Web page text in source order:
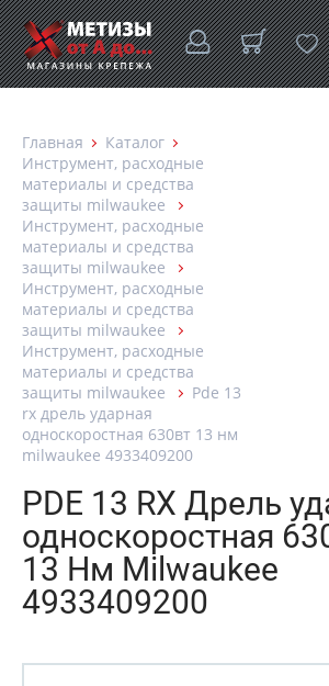
Главная
Каталог
Инструмент, расходные
материалы и средства
защиты milwaukee
Инструмент, расходные
материалы и средства
защиты milwaukee
Инструмент, расходные
материалы и средства
защиты milwaukee
Инструмент, расходные
материалы и средства
защиты milwaukee
Pde 13
rx дрель ударная
односкоростная 630вт 13 нм
milwaukee 4933409200
PDE 13 RX Дрель
односкоростная
13 Нм Milwaukee
4933409200